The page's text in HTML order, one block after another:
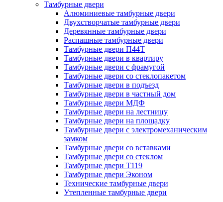
Тамбурные двери
Алюминиевые тамбурные двери
Двухстворчатые тамбурные двери
Деревянные тамбурные двери
Распашные тамбурные двери
Тамбурные двери П44Т
Тамбурные двери в квартиру
Тамбурные двери с фрамугой
Тамбурные двери со стеклопакетом
Тамбурные двери в подъезд
Тамбурные двери в частный дом
Тамбурные двери МДФ
Тамбурные двери на лестницу
Тамбурные двери на площадку
Тамбурные двери с электромеханическим
замком
Тамбурные двери со вставками
Тамбурные двери со стеклом
Тамбурные двери Т119
Тамбурные двери Эконом
Технические тамбурные двери
Утепленные тамбурные двери